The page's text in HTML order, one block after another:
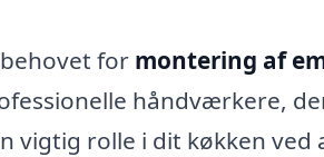
for montering af
håndværkere,
vigtig rolle i dit køkken